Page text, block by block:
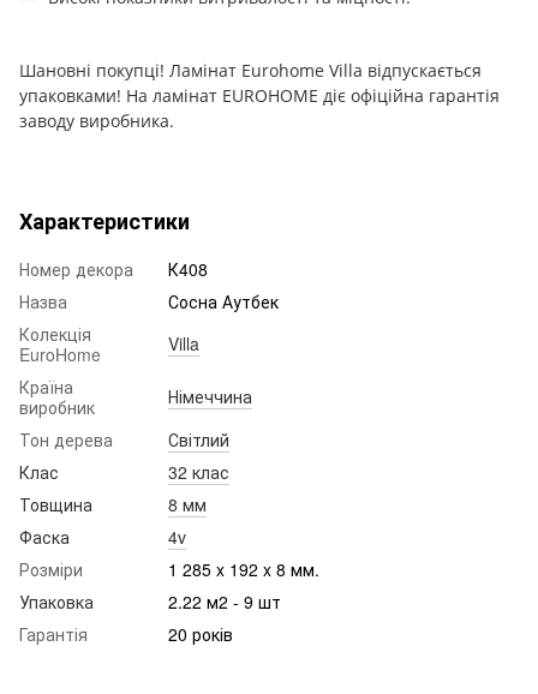
Шановні покупці! Ламінат Eurohome Villa відпускається
упаковками! На ламінат EUROHOME діє офіційна гарантія
заводу виробника.
Характеристики
Номер декора
К408
Назва
Сосна Аутбек
Колекція
EuroHome
Villa
Країна
виробник
Німеччина
Тон дерева
Світлий
Клас
32 клас
Товщина
8 мм
Фаска
4v
Розміри
1 285 x 192 x 8 мм.
Упаковка
2.22 м2 - 9 шт
Гарантія
20 років